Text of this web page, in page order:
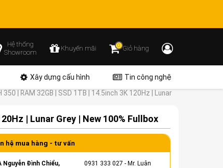
Hệ thống
Showroom
Khuyến mãi 0Giỏ hàng
Xây dựng cấu hình
Tin công nghệ
| RAM 32GB | SSD 1TB | 14.5inch 3K 120Hz | Lunar
| Lunar Grey | New 100% Fullbox
hệ mua hàng - tư vấn
Nguyễn Đình Chiểu,
0931 333 027 - Mr. Luân